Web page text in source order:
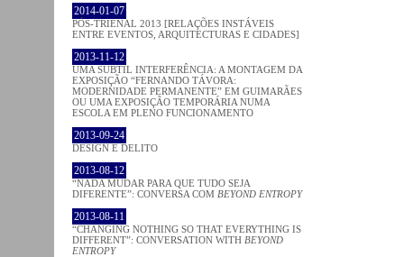
2014-01-07
PÓS-TRIENAL 2013 [RELAÇÕES INSTÁVEIS
ENTRE EVENTOS, ARQUITECTURAS E CIDADES]
2013-11-12
UMA SUBTIL INTERFERÊNCIA: A MONTAGEM DA
EXPOSIÇÃO “FERNANDO TÁVORA:
MODERNIDADE PERMANENTE” EM GUIMARÃES
OU UMA EXPOSIÇÃO TEMPORÁRIA NUMA
ESCOLA EM PLENO FUNCIONAMENTO
2013-09-24
DESIGN E DELITO
2013-08-12
“NADA MUDAR PARA QUE TUDO SEJA
DIFERENTE”: CONVERSA COM BEYOND ENTROPY
2013-08-11
“CHANGING NOTHING SO THAT EVERYTHING IS
DIFFERENT”: CONVERSATION WITH BEYOND
ENTROPY